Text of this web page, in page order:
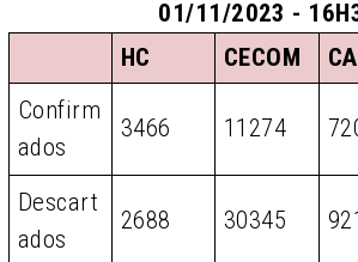
01/11/2023 -
HC
CECOM
Confirm
ados
3466 11274
Descart
ados
2688 30345